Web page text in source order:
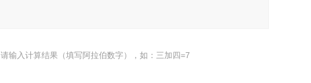
请输入计算结果（填写阿拉伯数字），如：三加四=7